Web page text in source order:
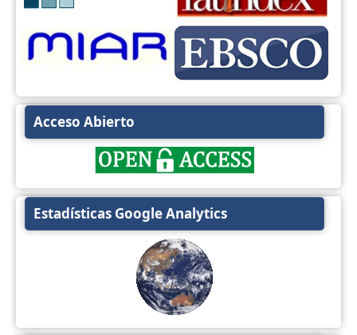
Acceso Abierto
Estadísticas Google Analytics